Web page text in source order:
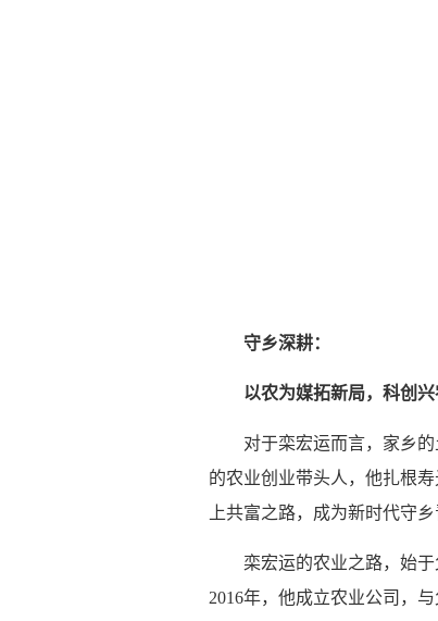
守乡深耕：
以农为媒拓新局，科创
对于栾宏运而言，家乡
的农业创业带头人，他扎根
上共富之路，成为新时代守乡
栾宏运的农业之路，始
2016年，他成立农业公司，